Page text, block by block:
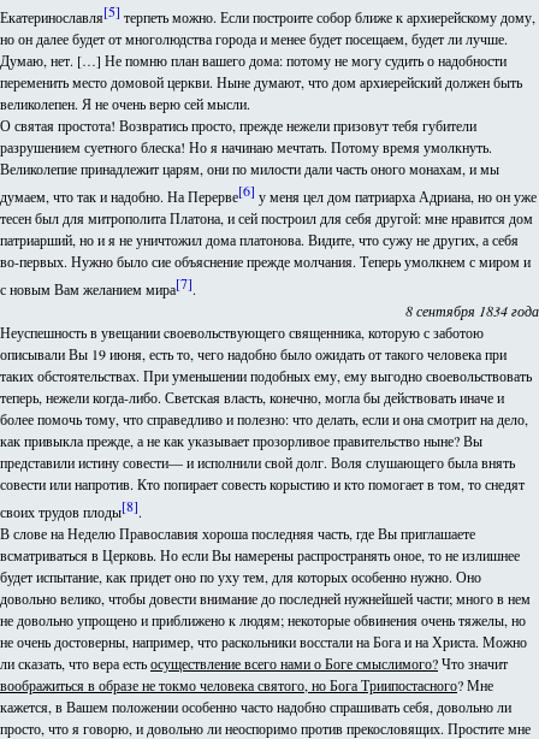
Екатеринославля[5] терпеть можно. Если построите собор ближе к архиерейскому дому,
но он далее будет от многолюдства города и менее будет посещаем, будет ли лучше.
Думаю, нет. […] Не помню план вашего дома: потому не могу судить о надобности
переменить место домовой церкви. Ныне думают, что дом архиерейский должен быть
великолепен. Я не очень верю сей мысли.
О святая простота! Возвратись просто, прежде нежели призовут тебя губители
разрушением суетного блеска! Но я начинаю мечтать. Потому время умолкнуть.
Великолепие принадлежит царям, они по милости дали часть оного монахам, и мы
думаем, что так и надобно. На Перерве[6] у меня цел дом патриарха Адриана, но он уже
тесен был для митрополита Платона, и сей построил для себя другой: мне нравится дом
патриарший, но и я не уничтожил дома платонова. Видите, что сужу не других, а себя
во-первых. Нужно было сие объяснение прежде молчания. Теперь умолкнем с миром и
с новым Вам желанием мира[7].
8 сентября 1834 года
Неуспешность в увещании cвоевольствующего священника, которую с заботою
описывали Вы 19 июня, есть то, чего надобно было ожидать от такого человека при
таких обстоятельствах. При уменьшении подобных ему, ему выгодно своевольствовать
теперь, нежели когда-либо. Светская власть, конечно, могла бы действовать иначе и
более помочь тому, что справедливо и полезно: что делать, если и она смотрит на дело,
как привыкла прежде, а не как указывает прозорливое правительство ныне? Вы
представили истину совести— и исполнили свой долг. Воля слушающего была внять
совести или напротив. Кто попирает совесть корыстию и кто помогает в том, то снедят
своих трудов плоды[8].
В слове на Неделю Православия хороша последняя часть, где Вы приглашаете
всматриваться в Церковь. Но если Вы намерены распространять оное, то не излишнее
будет испытание, как придет оно по уху тем, для которых особенно нужно. Оно
довольно велико, чтобы довести внимание до последней нужнейшей части; много в нем
не довольно упрощено и приближено к людям; некоторые обвинения очень тяжелы, но
не очень достоверны, например, что раскольники восстали на Бога и на Христа. Можно
ли сказать, что вера естьосуществление всего нами о Боге смыслимого?Что значит
воображиться в образе не токмо человека святого, но Бога Триипостасного? Мне
кажется, в Вашем положении особенно часто надобно спрашивать себя, довольно ли
просто, что я говорю, и довольно ли неоспоримо против прекословящих. Простите мне